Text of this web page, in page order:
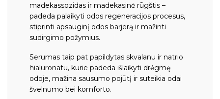
madekassozidas ir madekasinė rūgštis –
padeda palaikyti odos regeneracijos procesus,
stiprinti apsauginį odos barjerą ir mažinti
sudirgimo požymius.
Serumas taip pat papildytas skvalanu ir natrio
hialuronatu, kurie padeda išlaikyti drėgmę
odoje, mažina sausumo pojūtį ir suteikia odai
švelnumo bei komforto.